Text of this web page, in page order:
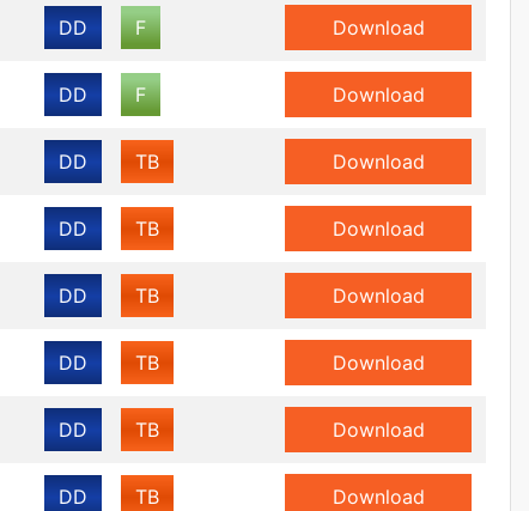
DD F Download
DD F Download
DD TB Download
DD TB Download
DD TB Download
DD TB Download
DD TB Download
DD TB Download